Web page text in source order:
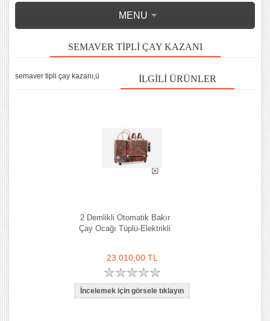
MENU
SEMAVER TIPLI ÇAY KAZANI
semaver tipli çay kazanı,ü İLGILI ÜRÜNLER
2 Demlikli Otomatik Bakır
Çay Ocağı Tüplü-Elektrikli
23.010,00 TL